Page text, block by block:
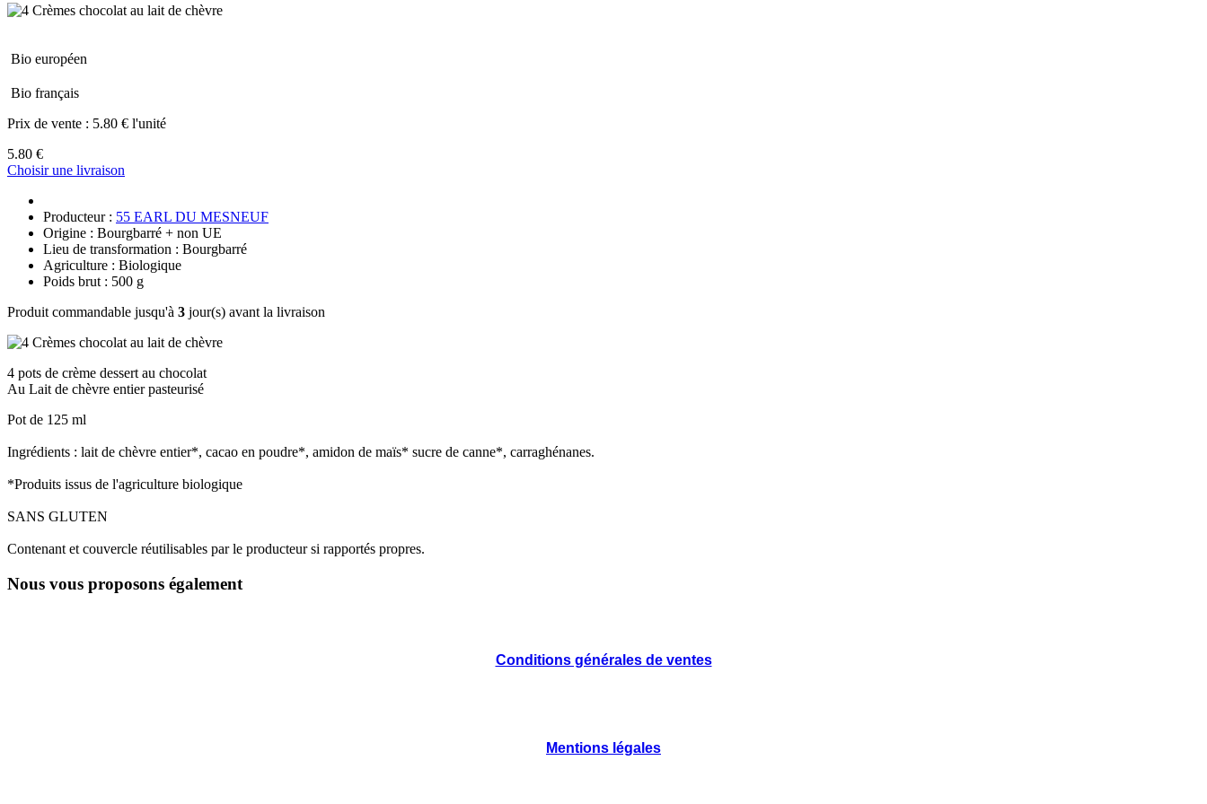
Bio européen
Bio français
Prix de vente : 5.80 € l'unité
5.80 €
Choisir une livraison
Producteur : 55 EARL DU MESNEUF
Origine : Bourgbarré + non UE
Lieu de transformation : Bourgbarré
Agriculture : Biologique
Poids brut : 500 g
Produit commandable jusqu'à 3 jour(s) avant la livraison
4 pots de crème dessert au chocolat
Au Lait de chèvre entier pasteurisé
Pot de 125 ml
Ingrédients : lait de chèvre entier*, cacao en poudre*, amidon de maïs* sucre de canne*, carraghénanes.
*Produits issus de l'agriculture biologique
SANS GLUTEN
Contenant et couvercle réutilisables par le producteur si rapportés propres.
Nous vous proposons également
Conditions générales de ventes
Mentions légales